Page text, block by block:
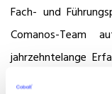
Fach- und
Comanos-Team
jahrzehntelange
Branche der